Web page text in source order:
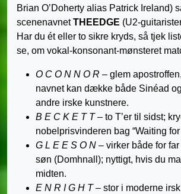
Brian O’Doherty alias Patrick Ireland)
scenenavnetTHEEDGE (U2-
Har du ét eller to sikre kryds, så tjek
se, om vokal-konsonant-mønsteret
O C O N N O R – glem
navnet kan dække både Sinéad
andre irske kunstnere.
B E C K E T T– to T’er til sidst;
nobelprisvinderen bag “Waiting for
G L E E S O N – virker både for
søn (Domhnall); nyttigt, hvis du
midten.
E N R I G H T– stor i moderne